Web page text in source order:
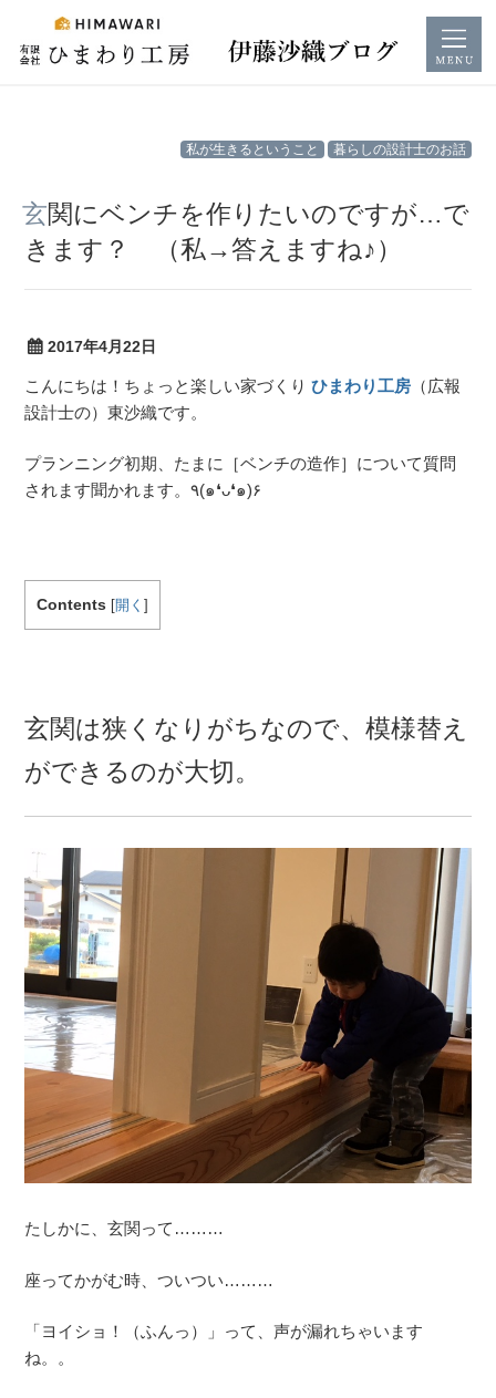
暮らしの設計士のお話
私が生きるということ
玄関にベンチを作りたいのですが…で
きます？ （私→答えますね♪）
2017年4月22日
こんにちは！ちょっと楽しい家づくりひまわり工房 （広報
設計士の）東沙織です。
プランニング初期、たまに［ベンチの造作］について質問
されます聞かれます。٩(๑❛ᴗ❛๑)۶
Contents [開く]
玄関は狭くなりがちなので、模様替え
ができるのが大切。
たしかに、玄関って………
座ってかがむ時、ついつい………
「ヨイショ！（ふんっ）」って、声が漏れちゃいます
ね。。